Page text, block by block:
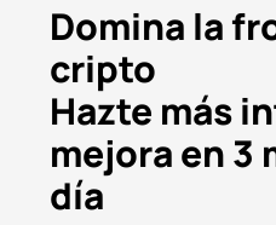
Domina la
cripto
Hazte más
mejora en 3
día